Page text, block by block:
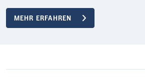
MEHR ERFAHREN